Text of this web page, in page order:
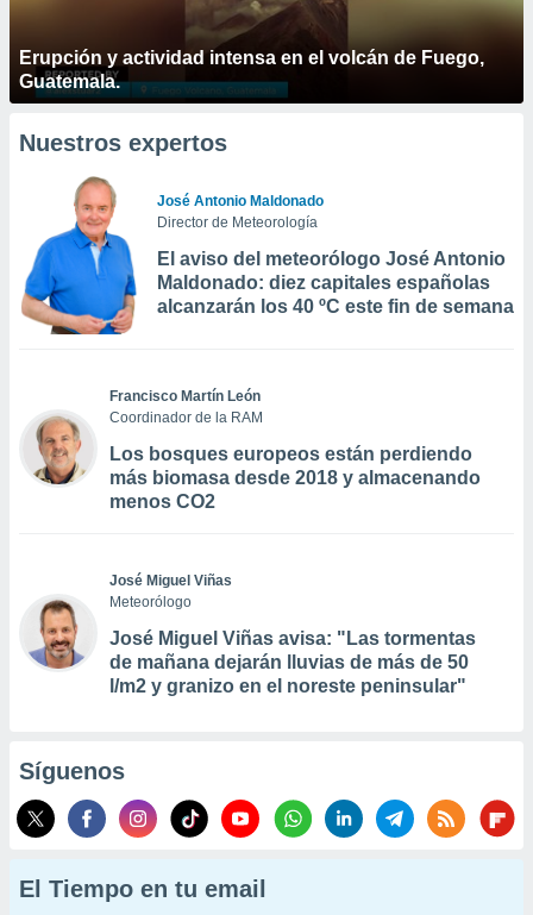
Erupción y actividad intensa en el volcán de Fuego,
Guatemala.
Nuestros expertos
José Antonio Maldonado
Director de Meteorología
El aviso del meteorólogo José Antonio
Maldonado: diez capitales españolas
alcanzarán los 40 ºC este fin de semana
Francisco Martín León
Coordinador de la RAM
Los bosques europeos están perdiendo
más biomasa desde 2018 y almacenando
menos CO2
José Miguel Viñas
Meteorólogo
José Miguel Viñas avisa: "Las tormentas
de mañana dejarán lluvias de más de 50
l/m2 y granizo en el noreste peninsular"
Síguenos
El Tiempo en tu email